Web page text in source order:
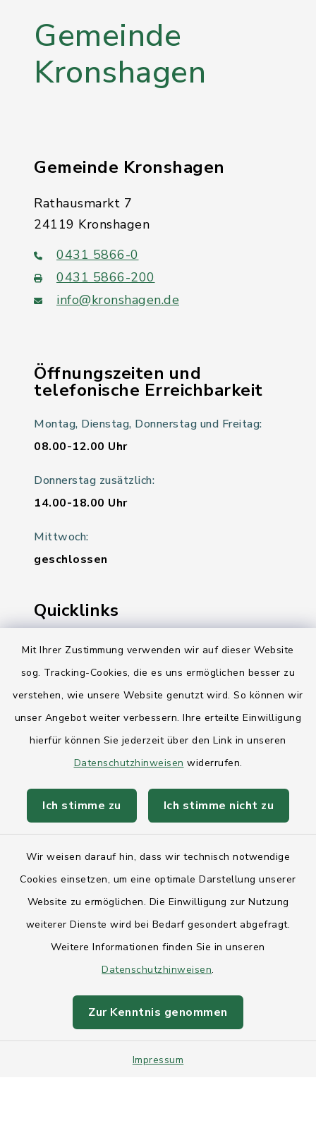
Mit Ihrer Zustimmung verwenden wir auf dieser Website
sog. Tracking-Cookies, die es uns ermöglichen besser zu
verstehen, wie unsere Website genutzt wird. So können wir
unser Angebot weiter verbessern. Ihre erteilte Einwilligung
hierfür können Sie jederzeit über den Link in unseren
Datenschutzhinweisen widerrufen.
Ich stimme zu Ich stimme nicht zu
Wir weisen darauf hin, dass wir technisch notwendige
Cookies einsetzen, um eine optimale Darstellung unserer
Website zu ermöglichen. Die Einwilligung zur Nutzung
weiterer Dienste wird bei Bedarf gesondert abgefragt.
Weitere Informationen finden Sie in unseren
Datenschutzhinweisen.
Zur Kenntnis genommen
Impressum
Gemeinde
Kronshagen
Gemeinde Kronshagen
Rathausmarkt 7
24119 Kronshagen
0431 5866-0
0431 5866-200
info@kronshagen.de
Öffnungszeiten und
telefonische Erreichbarkeit
Montag, Dienstag, Donnerstag und Freitag:
08.00-12.00 Uhr
Donnerstag zusätzlich:
14.00-18.00 Uhr
Mittwoch:
geschlossen
Quicklinks
Ihre Behördennummer 115
Landesregierung Schleswig-Holstein
AktivRegion Mittelholstein
Anfahrt
Datenschutz
Sitemap
Intranet